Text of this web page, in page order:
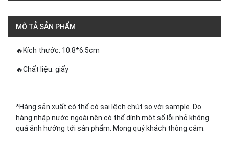
MÔ TẢ SẢN PHẨM
🔥Kích thước: 10.8*6.5cm
🔥Chất liệu: giấy
*Hàng sản xuất có thể có sai lệch chút so với sample. Do
hàng nhập nước ngoài nên có thể dính một số lỗi nhỏ không
quá ảnh hưởng tới sản phẩm. Mong quý khách thông cảm.